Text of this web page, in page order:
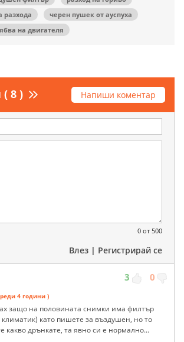
разхода
черен пушек от ауспуха
на двигателя
8 ) Напиши коментар
0 от 500
Влез | Регистрирай се
3 0
4 години )
защо на половината снимки има филтър
климатик) като пишете за въздушен, но то
какво дрънкате, та явно си е нормално...